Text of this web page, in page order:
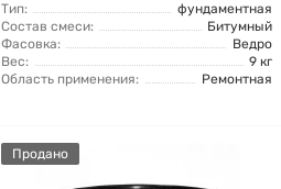
Тип:
фундаментная
Состав смеси:
Битумный
Фасовка:
Ведро
Вес:
9 кг
Область применения:
Ремонтная
Продано